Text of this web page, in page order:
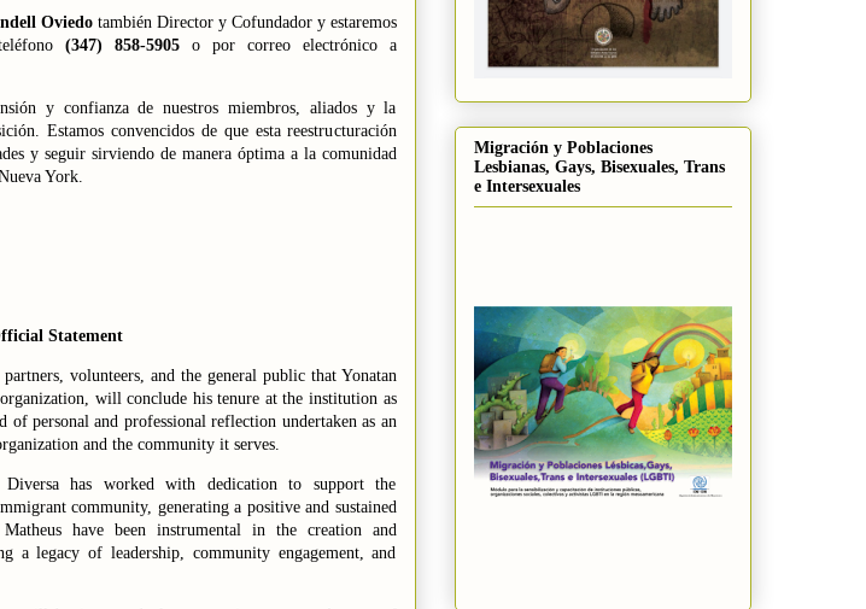
Oviedotambién Director y Cofundador y estaremos
(347) 858-5905o por correo electrónico a
y confianza de nuestros miembros, aliados y la
Estamos convencidos de que esta reestructuración
y seguir sirviendo de manera óptima a la comunidad
York.
Statement
volunteers, and the general public that Yonatan
will conclude his tenure at the institution as
personal and professional reflection undertaken as an
and the community it serves.
has worked with dedication to support the
community, generating a positive and sustained
have been instrumental in the creation and
a legacy of leadership, community engagement, and
Migración y Poblaciones
Lesbianas, Gays, Bisexuales, Trans
e Intersexuales